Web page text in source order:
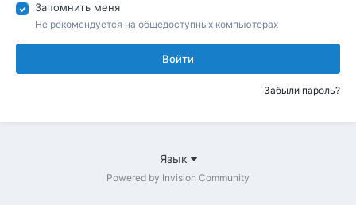
Запомнить меня
Не рекомендуется на общедоступных компьютерах
Войти
Забыли пароль?
Язык
Powered by Invision Community